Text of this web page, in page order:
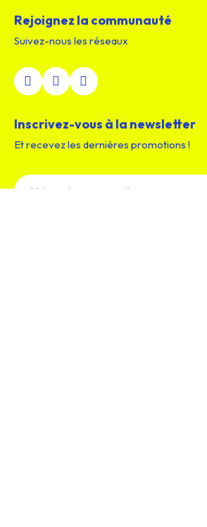
Rejoignez la communauté
Suivez-nous les réseaux
Inscrivez-vous à la newsletter
Et recevez les dernières promotions !